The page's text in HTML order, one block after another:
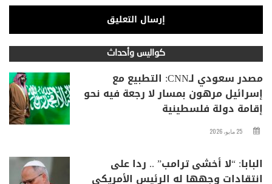
كواليس وأحداث
مصدر سعودي لـCNN: التطبيع مع
إسرائيل مرهون بمسار لا رجعة فيه نحو
إقامة دولة فلسطينية
25 مايو، 2026
البابا: “لا أخشى ترامب” .. ردا على
انتقادات وجهها له الرئيس الأمريكي